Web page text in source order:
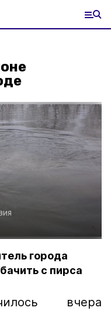
города
с пирса
вчера